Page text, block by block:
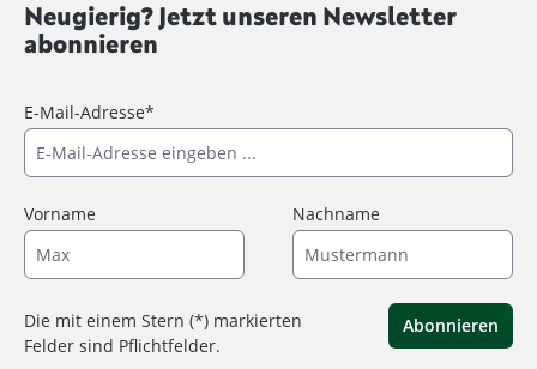
Neugierig? Jetzt unseren Newsletter
abonnieren
E-Mail-Adresse*
Vorname Nachname
Die mit einem Stern (*) markierten
Felder sind Pflichtfelder.
Abonnieren